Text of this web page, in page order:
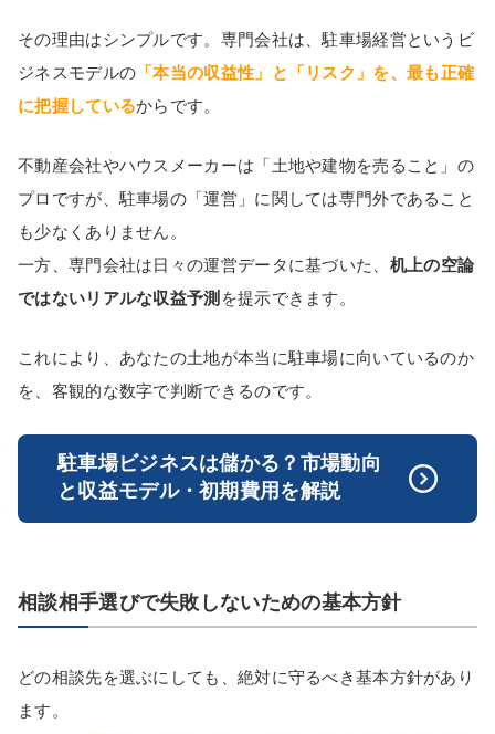
その理由はシンプルです。専門会社は、駐車場経営というビ
ジネスモデルの 「本当の収益性」と「リスク」を、最も正確
に把握しているからです。
不動産会社やハウスメーカーは「土地や建物を売ること」の
プロですが、駐車場の「運営」に関しては専門外であること
も少なくありません。
一方、専門会社は日々の運営データに基づいた、 机上の空論
ではないリアルな収益予測 を提示できます。
これにより、あなたの土地が本当に駐車場に向いているのか
を、客観的な数字で判断できるのです。
駐車場ビジネスは儲かる？市場動向
と収益モデル・初期費用を解説
相談相手選びで失敗しないための基本方針
どの相談先を選ぶにしても、絶対に守るべき基本方針があり
ます。